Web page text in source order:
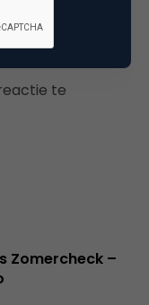
te
Zomercheck –